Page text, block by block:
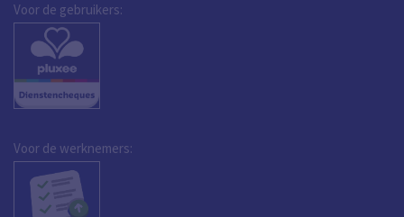
Voor de gebruikers:
Voor de werknemers: